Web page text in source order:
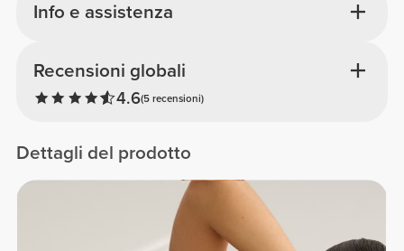
Info e assistenza
Recensioni globali
4.6(5 recensioni)
Dettagli del prodotto